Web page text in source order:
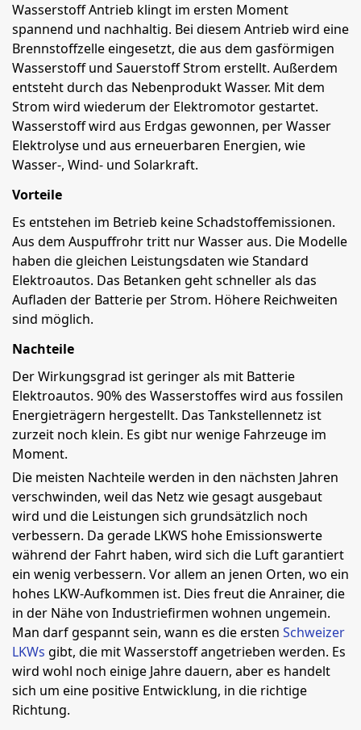
Wasserstoff Antrieb klingt im ersten Moment
spannend und nachhaltig. Bei diesem Antrieb wird eine
Brennstoffzelle eingesetzt, die aus dem gasförmigen
Wasserstoff und Sauerstoff Strom erstellt. Außerdem
entsteht durch das Nebenprodukt Wasser. Mit dem
Strom wird wiederum der Elektromotor gestartet.
Wasserstoff wird aus Erdgas gewonnen, per Wasser
Elektrolyse und aus erneuerbaren Energien, wie
Wasser-, Wind- und Solarkraft.
Vorteile
Es entstehen im Betrieb keine Schadstoffemissionen.
Aus dem Auspuffrohr tritt nur Wasser aus. Die Modelle
haben die gleichen Leistungsdaten wie Standard
Elektroautos. Das Betanken geht schneller als das
Aufladen der Batterie per Strom. Höhere Reichweiten
sind möglich.
Nachteile
Der Wirkungsgrad ist geringer als mit Batterie
Elektroautos. 90% des Wasserstoffes wird aus fossilen
Energieträgern hergestellt. Das Tankstellennetz ist
zurzeit noch klein. Es gibt nur wenige Fahrzeuge im
Moment.
Die meisten Nachteile werden in den nächsten Jahren
verschwinden, weil das Netz wie gesagt ausgebaut
wird und die Leistungen sich grundsätzlich noch
verbessern. Da gerade LKWS hohe Emissionswerte
während der Fahrt haben, wird sich die Luft garantiert
ein wenig verbessern. Vor allem an jenen Orten, wo ein
hohes LKW-Aufkommen ist. Dies freut die Anrainer, die
in der Nähe von Industriefirmen wohnen ungemein.
Man darf gespannt sein, wann es die ersten Schweizer
LKWs gibt, die mit Wasserstoff angetrieben werden. Es
wird wohl noch einige Jahre dauern, aber es handelt
sich um eine positive Entwicklung, in die richtige
Richtung.